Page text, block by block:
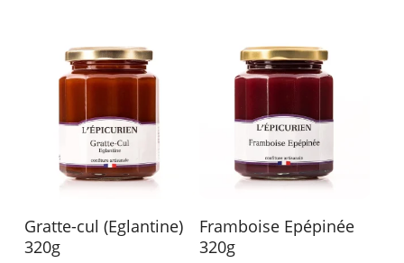
Lire La Suite
Gratte-cul (Eglantine)
320g
Ajouter Au Panier
Framboise Epépinée
320g